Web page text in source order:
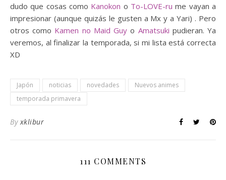
dudo que cosas como Kanokon o To-LOVE-ru me vayan a
impresionar (aunque quizás le gusten a Mx y a Yari) . Pero
otros como Kamen no Maid Guy o Amatsuki pudieran. Ya
veremos, al finalizar la temporada, si mi lista está correcta
XD
Japón noticias novedades
Nuevos animes
temporada primavera
Byxklibur
111 COMMENTS